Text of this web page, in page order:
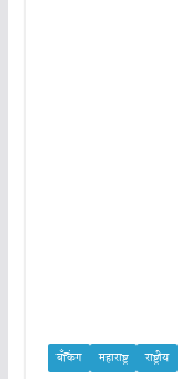
बँकिंग महाराष्ट्र राष्ट्रीय